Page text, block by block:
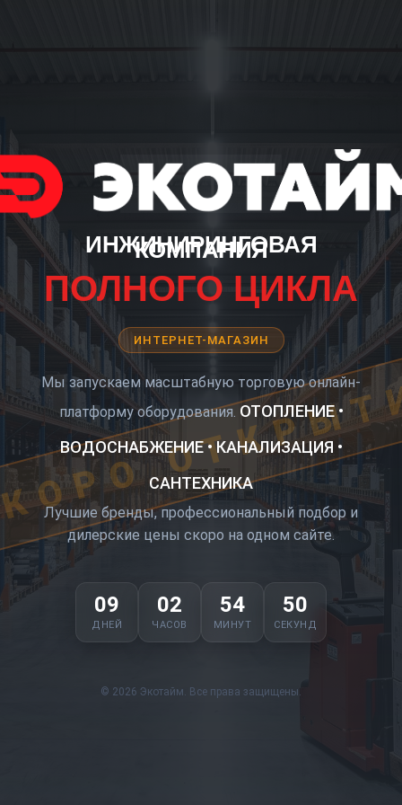
ИНЖИНИРИНГОВАЯ
КОМПАНИЯ
ПОЛНОГО ЦИКЛА
ИНТЕРНЕТ-МАГАЗИН
Мы запускаем масштабную торговую онлайн-
платформу оборудования. ОТОПЛЕНИЕ •
ВОДОСНАБЖЕНИЕ • КАНАЛИЗАЦИЯ •
САНТЕХНИКА
Лучшие бренды, профессиональный подбор и
дилерские цены скоро на одном сайте.
09
ДНЕЙ
02
ЧАСОВ
54
МИНУТ
49
СЕКУНД
© 2026 Экотайм. Все права защищены.